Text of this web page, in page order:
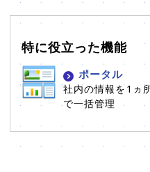
特に役立った機能
ポータル
社内の情報を1ヵ
で一括管理